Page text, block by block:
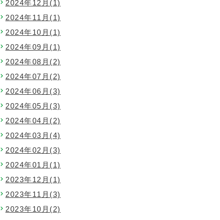
2024年12月(1)
2024年11月(1)
2024年10月(1)
2024年09月(1)
2024年08月(2)
2024年07月(2)
2024年06月(3)
2024年05月(3)
2024年04月(2)
2024年03月(4)
2024年02月(3)
2024年01月(1)
2023年12月(1)
2023年11月(3)
2023年10月(2)